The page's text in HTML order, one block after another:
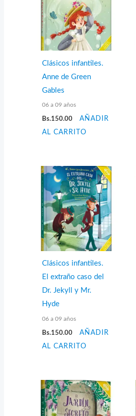
Clásicos infantiles.
Anne de Green
Gables
06 a 09 años
Bs.150.00
AÑADIR
AL CARRITO
Clásicos infantiles.
El extraño caso del
Dr. Jekyll y Mr.
Hyde
06 a 09 años
Bs.150.00
AÑADIR
AL CARRITO